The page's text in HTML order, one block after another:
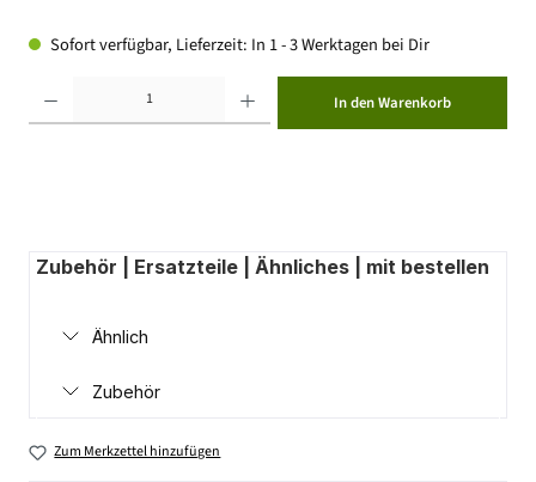
Sofort verfügbar, Lieferzeit: In 1 - 3 Werktagen bei Dir
In den Warenkorb
Zubehör | Ersatzteile | Ähnliches | mit bestellen
Ähnlich
Zubehör
Zum Merkzettel hinzufügen